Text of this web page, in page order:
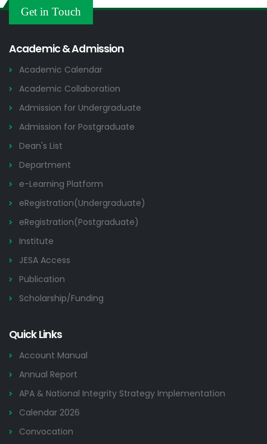
2026
Others
Get in Touch
Academic & Admission
Academic Calendar
Academic Collaboration
Admission for Undergraduate
Admission for Postgraduate
Dean's List
Department
e-Learning Platform
eRegistration(Undergraduate)
eRegistration(Postgraduate)
Institute
JESA Access
Publication
Scholarship/Funding
Quick Links
Account Manual
Annual Report
APA & National Integrity Strategy Implementation
Calendar 2026
Convocation